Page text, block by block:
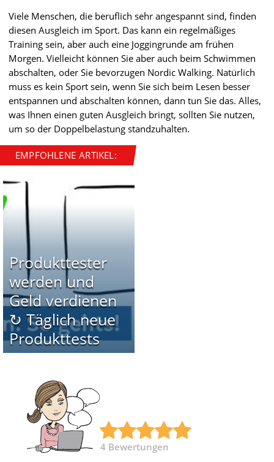
Viele Menschen, die beruflich sehr angespannt sind, finden
diesen Ausgleich im Sport. Das kann ein regelmäßiges
Training sein, aber auch eine Joggingrunde am frühen
Morgen. Vielleicht können Sie aber auch beim Schwimmen
abschalten, oder Sie bevorzugen Nordic Walking. Natürlich
muss es kein Sport sein, wenn Sie sich beim Lesen besser
entspannen und abschalten können, dann tun Sie das. Alles,
was Ihnen einen guten Ausgleich bringt, sollten Sie nutzen,
um so der Doppelbelastung standzuhalten.
EMPFOHLENE ARTIKEL:
Produkttester
werden und
Geld verdienen
↻ Täglich neue
Produkttests
4 Bewertungen